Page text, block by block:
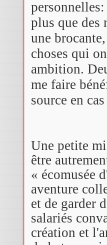
plus que des
une
choses qui
ambition.
me faire
source en
Une petite
être
« écomusée
aventure
et de garder
salariés
création et